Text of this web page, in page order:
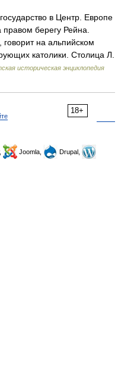
в Центр. Европе
берегу Рейна.
на альпийском
католики. Столица Л.
историческая энциклопедия
18+
Joomla,
Drupal,